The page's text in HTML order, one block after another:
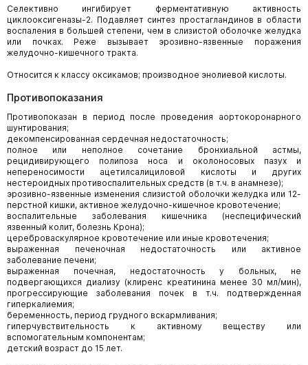
Селективно ингибирует ферментативную активность
циклооксигеназы-2. Подавляет синтез простагландинов в области
воспаления в большей степени, чем в слизистой оболочке желудка
или почках. Реже вызывает эрозивно-язвенные поражения
желудочно-кишечного тракта.
Относится к классу оксикамов; производное энолиевой кислоты.
Противопоказания
Противопоказан в период после проведения аортокоронарного
шунтирования;
декомпенсированная сердечная недостаточность;
полное или неполное сочетание бронхиальной астмы,
рецидивирующего полипоза носа и околоносовых пазух и
непереносимости ацетилсалициловой кислоты и других
нестероидных противоспалительных средств (в т.ч. в анамнезе);
эрозивно-язвенные изменения слизистой оболочки желудка или 12-
перстной кишки, активное желудочно-кишечное кровотечение;
воспалительные заболевания кишечника (неспецифический
язвенный колит, болезнь Крона);
цереброваскулярное кровотечение или иные кровотечения;
выраженная печеночная недостаточность или активное
заболевание печени;
выраженная почечная, недостаточность у больных, не
подвергающихся диализу (клиренс креатинина менее 30 мл/мин),
прогрессирующие заболевания почек в т.ч. подтвержденная
гиперкалиемия;
беременность, период грудного вскармливания;
гиперчувствительность к активному веществу или
вспомогательным компонентам;
детский возраст до 15 лет.